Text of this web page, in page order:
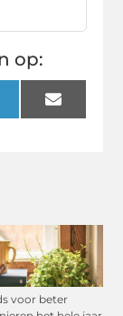
voor beter
op:
Email